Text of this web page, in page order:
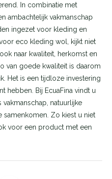
In combinatie met
ambachtelijk vakmanschap
ingezet voor kleding en
eco kleding wol, kijkt niet
naar kwaliteit, herkomst en
van goede kwaliteit is daarom
Het is een tijdloze investering
hebben. Bij EcuaFina vindt u
natuurlijke
samenkomen. Zo kiest u niet
voor een product met een